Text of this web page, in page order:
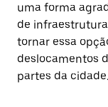
uma forma
de
tornar essa
deslocamentos
partes da cidade.